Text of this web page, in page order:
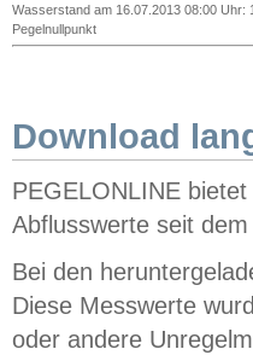
Wasserstand am 16.07.2013 08:00 Uhr:
Pegelnullpunkt
Download
PEGELONLINE
Abflusswerte seit
Bei den
Diese Messwerte
oder andere